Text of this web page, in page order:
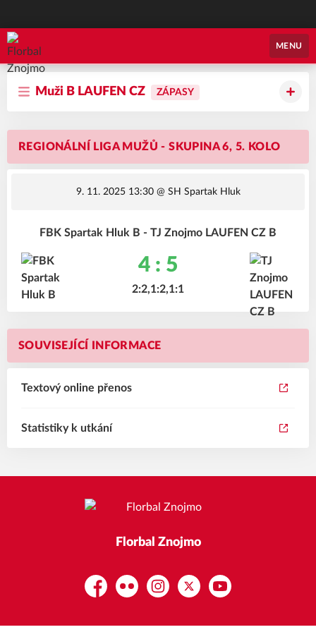
Florbal Znojmo
MENU
Muži B LAUFEN CZ ZÁPASY
REGIONÁLNÍ LIGA MUŽŮ - SKUPINA 6, 5. KOLO
9. 11. 2025 13:30@ SH Spartak Hluk
FBK Spartak Hluk B - TJ Znojmo LAUFEN CZ B
4 : 5
2:2,1:2,1:1
SOUVISEJÍCÍ INFORMACE
Textový online přenos
Statistiky k utkání
Florbal Znojmo
FacebookFlickr InstagramPlatform X
YouTube